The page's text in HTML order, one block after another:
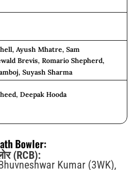
Ayush Mhatre, Sam
Brevis, Romario Shepherd,
Suyash Sharma
Deepak Hooda
Bowler:
(RCB):
Kumar (3WK),